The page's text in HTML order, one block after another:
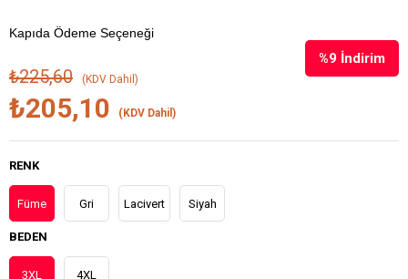
Kapıda Ödeme Seçeneği
%9 İndirim
₺225,60 (KDV Dahil)
₺205,10 (KDV Dahil)
RENK
Füme Gri Lacivert Siyah
BEDEN
3XL 4XL